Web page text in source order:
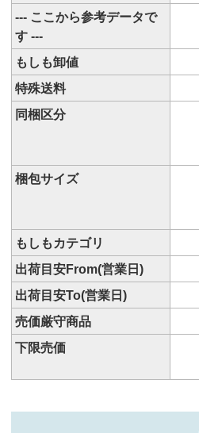
--- ここから参考データで
す ---
もしも卸値
特殊送料
同梱区分
梱包サイズ
もしもカテゴリ
出荷目安From(営業日)
出荷目安To(営業日)
売価厳守商品
下限売価